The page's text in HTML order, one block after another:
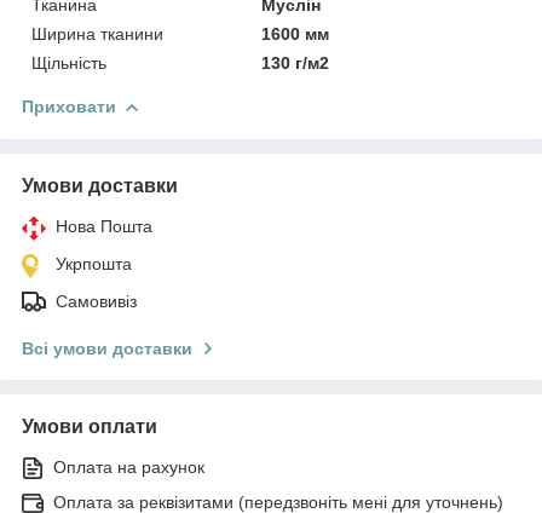
Тканина
Муслін
Ширина тканини
1600 мм
Щільність
130 г/м2
Приховати
Умови доставки
Нова Пошта
Укрпошта
Самовивіз
Всі умови доставки
Умови оплати
Оплата на рахунок
Оплата за реквізитами (передзвоніть мені для уточнень)